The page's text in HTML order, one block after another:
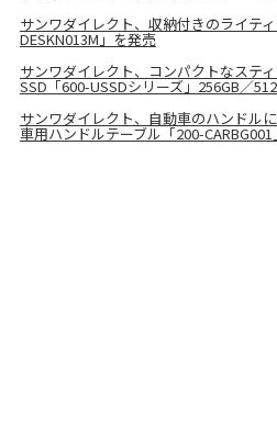
サンワダイレクト、収納付きのライテ
DESKN013M」を発売
サンワダイレクト、コンパクトなステ
SSD「600-USSDシリーズ」256GB／
サンワダイレクト、自動車のハンドル
車用ハンドルテーブル「200-